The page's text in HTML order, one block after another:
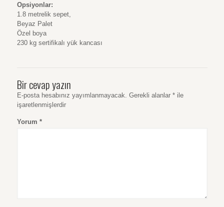
Opsiyonlar:
1.8 metrelik sepet,
Beyaz Palet
Özel boya
230 kg sertifikalı yük kancası
Bir cevap yazın
E-posta hesabınız yayımlanmayacak. Gerekli alanlar *ile
işaretlenmişlerdir
Yorum *